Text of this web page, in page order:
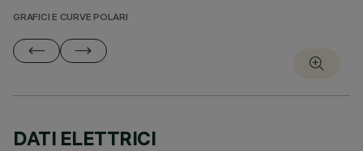
GRAFICI E CURVE POLARI
DATI ELETTRICI